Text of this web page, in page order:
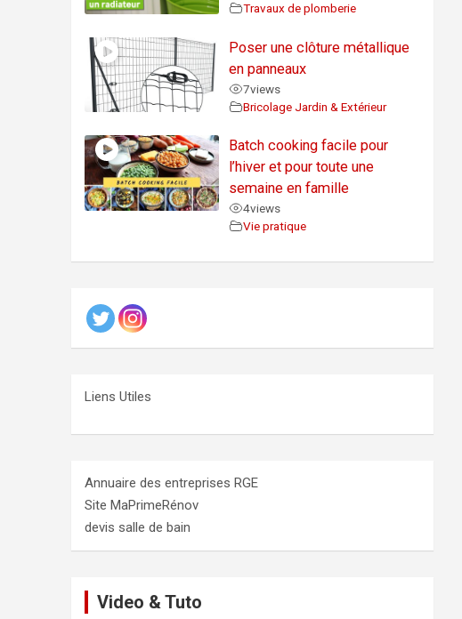
Travaux de plomberie
Poser une clôture métallique
en panneaux
7views
Bricolage Jardin & Extérieur
Batch cooking facile pour
l’hiver et pour toute une
semaine en famille
4views
Vie pratique
Liens Utiles
Annuaire des entreprises RGE
Site MaPrimeRénov
devis salle de bain
Video & Tuto